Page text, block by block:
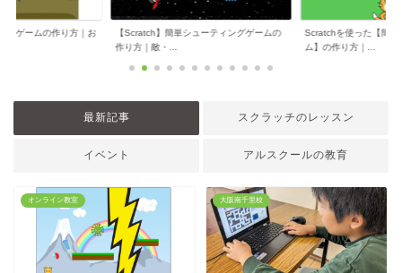
なゲームの作り方｜お
【Scratch】簡単シューティングゲームの
作り方｜敵・...
Scratchを使った【簡単
ム】の作り方｜...
最新記事 スクラッチのレッスン
イベント アルスクールの教育
オンライン教室 大阪南千里校